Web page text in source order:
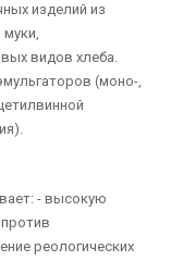
изделий из
видов хлеба.
(моно-,
- высокую
реологических